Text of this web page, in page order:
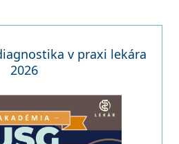
v praxi lekára
2026